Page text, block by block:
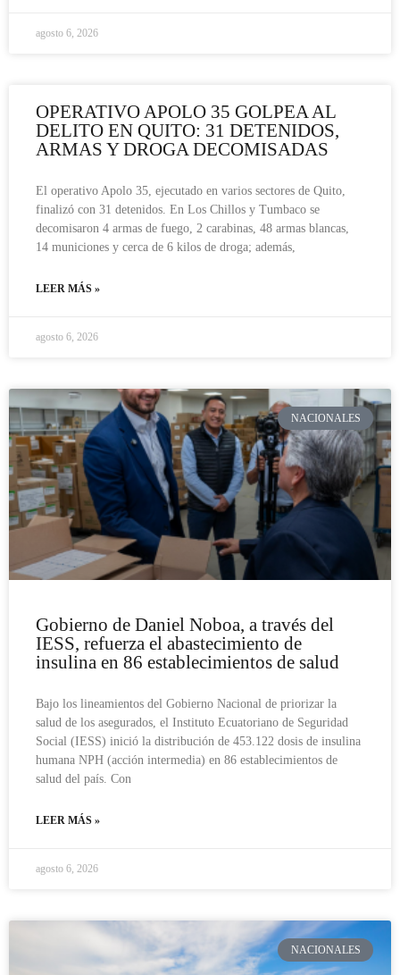
agosto 6, 2026
OPERATIVO APOLO 35 GOLPEA AL
DELITO EN QUITO: 31 DETENIDOS,
ARMAS Y DROGA DECOMISADAS
El operativo Apolo 35, ejecutado en varios sectores de Quito,
finalizó con 31 detenidos. En Los Chillos y Tumbaco se
decomisaron 4 armas de fuego, 2 carabinas, 48 armas blancas,
14 municiones y cerca de 6 kilos de droga; además,
LEER MÁS »
agosto 6, 2026
NACIONALES
Gobierno de Daniel Noboa, a través del
IESS, refuerza el abastecimiento de
insulina en 86 establecimientos de salud
Bajo los lineamientos del Gobierno Nacional de priorizar la
salud de los asegurados, el Instituto Ecuatoriano de Seguridad
Social (IESS) inició la distribución de 453.122 dosis de insulina
humana NPH (acción intermedia) en 86 establecimientos de
salud del país. Con
LEER MÁS »
agosto 6, 2026
NACIONALES